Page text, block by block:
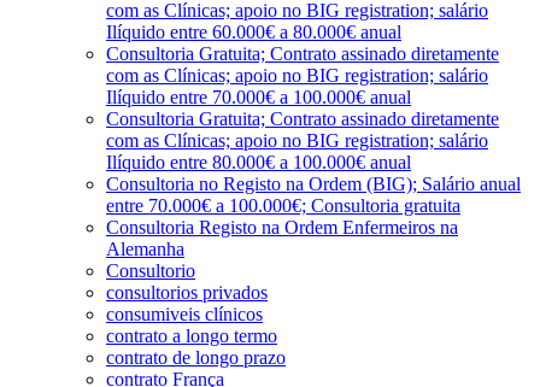
com as Clínicas; apoio no BIG registration; salário
Ilíquido entre 60.000€ a 80.000€ anual
Consultoria Gratuita; Contrato assinado diretamente
com as Clínicas; apoio no BIG registration; salário
Ilíquido entre 70.000€ a 100.000€ anual
Consultoria Gratuita; Contrato assinado diretamente
com as Clínicas; apoio no BIG registration; salário
Ilíquido entre 80.000€ a 100.000€ anual
Consultoria no Registo na Ordem (BIG); Salário anual
entre 70.000€ a 100.000€; Consultoria gratuita
Consultoria Registo na Ordem Enfermeiros na
Alemanha
Consultorio
consultorios privados
consumiveis clínicos
contrato a longo termo
contrato de longo prazo
contrato França